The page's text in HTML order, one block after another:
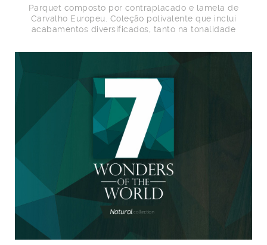
Parquet composto por contraplacado e lamela de
Carvalho Europeu. Coleção polivalente que inclui
acabamentos diversificados, tanto na tonalidade